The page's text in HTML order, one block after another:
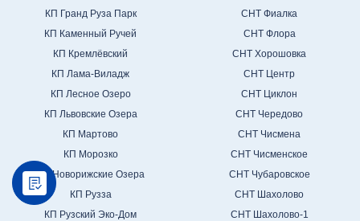
КП Гранд Руза Парк
КП Каменный Ручей
КП Кремлёвский
КП Лама-Виладж
КП Лесное Озеро
КП Львовские Озера
КП Мартово
КП Морозко
КП Новорижские Озера
КП Рузза
КП Рузский Эко-Дом
СНТ Фиалка
СНТ Флора
СНТ Хорошовка
СНТ Центр
СНТ Циклон
СНТ Чередово
СНТ Чисмена
СНТ Чисменское
СНТ Чубаровское
СНТ Шахолово
СНТ Шахолово-1